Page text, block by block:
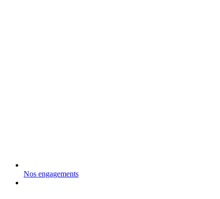
Nos engagements